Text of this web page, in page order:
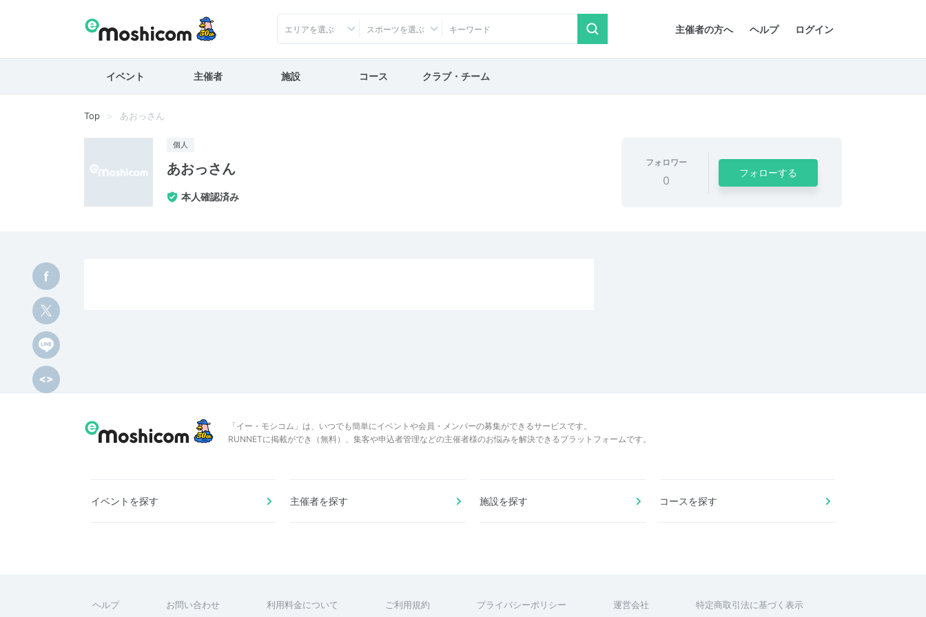
主催者の方へ ヘルプ ログイン
エリアを選ぶ スポーツを選ぶ
イベント 主催者 施設 コース クラブ・チーム
Top あおっさん
個人
あおっさん
本人確認済み
フォロワー
0
フォローする
「イー・モシコム」は、いつでも簡単にイベントや会員・メンバーの募集ができるサービスです。
RUNNETに掲載ができ（無料）、集客や申込者管理などの主催者様のお悩みを解決できるプラットフォームです。
イベントを探す 主催者を探す 施設を探す コースを探す
ヘルプ お問い合わせ 利用料金について ご利用規約 プライバシーポリシー 運営会社 特定商取引法に基づく表示